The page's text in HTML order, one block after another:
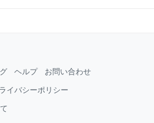
ヘルプ お問い合わせ
イバシーポリシー